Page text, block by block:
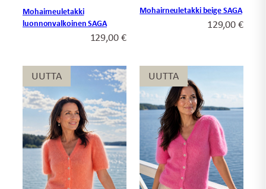
Mohairneuletakki
luonnonvalkoinen SAGA
129,00€
Mohairneuletakki beige SAGA
129,00€
UUTTA
UUTTA UUTTA
UUTTA